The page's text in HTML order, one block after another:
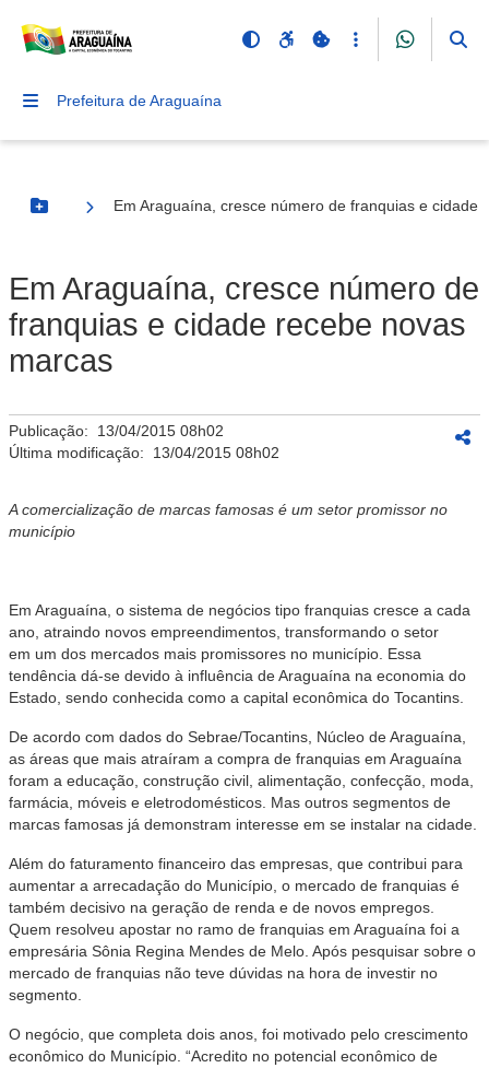
Prefeitura de Araguaína
Botão Menu
Em Araguaína, cresce número de franquias e cidade
Em Araguaína, cresce número de
franquias e cidade recebe novas
marcas
Publicação: 13/04/2015 08h02
Última modificação: 13/04/2015 08h02
A comercialização de marcas famosas é um setor promissor no
município
Em Araguaína, o sistema de negócios tipo franquias cresce a cada
ano, atraindo novos empreendimentos, transformando o setor
em um dos mercados mais promissores no município. Essa
tendência dá-se devido à influência de Araguaína na economia do
Estado, sendo conhecida como a capital econômica do Tocantins.
De acordo com dados do Sebrae/Tocantins, Núcleo de Araguaína,
as áreas que mais atraíram a compra de franquias em Araguaína
foram a educação, construção civil, alimentação, confecção, moda,
farmácia, móveis e eletrodomésticos. Mas outros segmentos de
marcas famosas já demonstram interesse em se instalar na cidade.
Além do faturamento financeiro das empresas, que contribui para
aumentar a arrecadação do Município, o mercado de franquias é
também decisivo na geração de renda e de novos empregos.
Quem resolveu apostar no ramo de franquias em Araguaína foi a
empresária Sônia Regina Mendes de Melo. Após pesquisar sobre o
mercado de franquias não teve dúvidas na hora de investir no
segmento.
O negócio, que completa dois anos, foi motivado pelo crescimento
econômico do Município. “Acredito no potencial econômico de